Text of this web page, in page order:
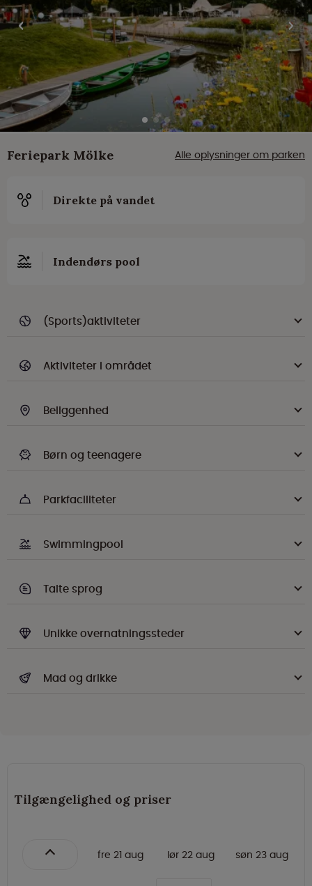
Feriepark Mölke Alle oplysninger om parken
Direkte på vandet
Indendørs pool
(Sports)aktiviteter
Aktiviteter i området
Beliggenhed
Børn og teenagere
Parkfaciliteter
Swimmingpool
Talte sprog
Unikke overnatningssteder
Mad og drikke
Tilgængelighed og priser
fre 21 aug lør 22 aug søn 23 aug